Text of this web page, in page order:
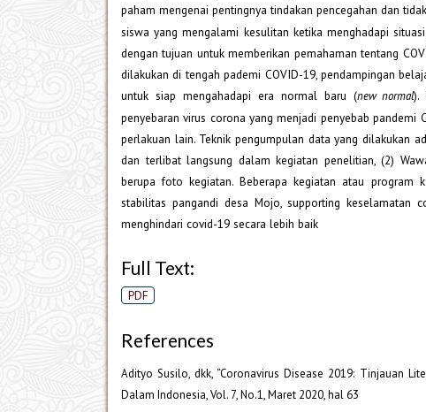
paham mengenai pentingnya tindakan pencegahan dan
siswa yang mengalami kesulitan ketika menghadapi
dengan tujuan untuk memberikan pemahaman tentang
dilakukan di tengah pademi COVID-19, pendampingan
untuk siap mengahadapi era normal baru (new normal).
penyebaran virus corona yang menjadi penyebab
perlakuan lain. Teknik pengumpulan data yang dilakukan
dan terlibat langsung dalam kegiatan penelitian, (2)
berupa foto kegiatan. Beberapa kegiatan atau program
stabilitas pangandi desa Mojo, supporting keselamatan
menghindari covid-19 secara lebih baik
Full Text:
PDF
References
Adityo Susilo, dkk, “Coronavirus Disease 2019: Tinjauan
Dalam Indonesia, Vol. 7, No.1, Maret 2020, hal 63